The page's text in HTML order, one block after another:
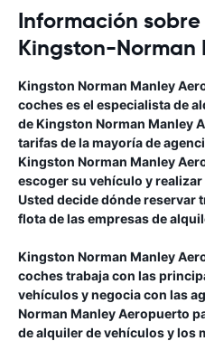
Información
Kingston-Norman
Kingston Norman Manley
cocheses el especialista de
deKingston Norman Manley
tarifas de la mayoría de
Kingston Norman Manley
escoger su vehículo y
Usted decide dónde reservar
flota de las empresas de
Kingston Norman Manley
cochestrabaja con las
vehículos y negocia con las
Norman Manley Aeropuerto
de alquiler de vehículos y los